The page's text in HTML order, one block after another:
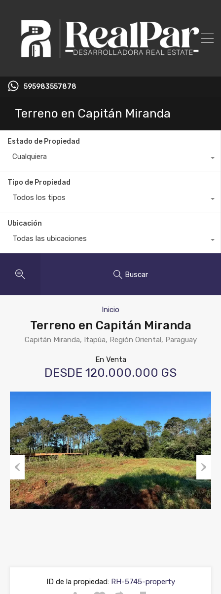
595983557878
Terreno en Capitán Miranda
Estado de Propiedad
Cualquiera
Tipo de Propiedad
Todos los tipos
Ubicación
Todas las ubicaciones
Buscar
Inicio
Terreno en Capitán Miranda
Capitán Miranda, Itapúa, Región Oriental, Paraguay
En Venta
DESDE 120.000.000 GS
Previous Next
ID de la propiedad:RH-5745-property